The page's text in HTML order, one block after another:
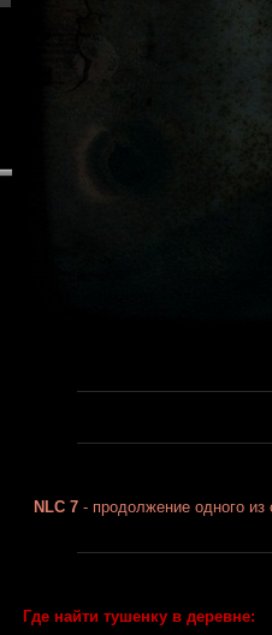
NLC 7 - продолжение одного
Где найти тушенку в деревне: